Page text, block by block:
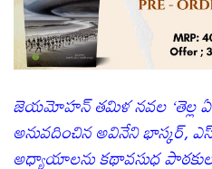
జెయమోహన్ తమిళ నవల ‘తెల్ల
అనువదించిన అవినేని భాస్కర్,
అధ్యాయాలను కథావసుధ